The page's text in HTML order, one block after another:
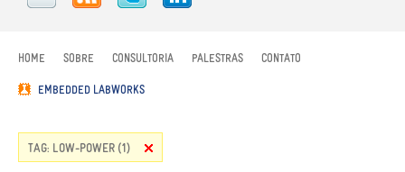
HOME SOBRE CONSULTORIA PALESTRAS CONTATO
EMBEDDED LABWORKS
TAG: LOW-POWER (1)